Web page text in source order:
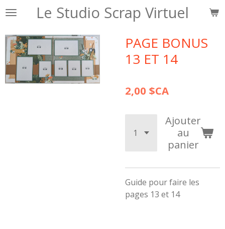
Passer
contenu
principal
Le Studio Scrap Virtuel
PAGE BONUS
13 ET 14
2,00 $CA
Ajouter
au
panier
Guide pour faire les
pages 13 et 14